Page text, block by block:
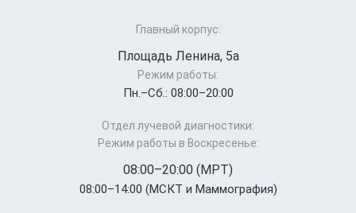
Главный корпус:
Площадь Ленина, 5а
Режим работы:
Пн.–Cб.: 08:00–20:00
Отдел лучевой диагностики:
Режим работы в Воскресенье:
08:00–20:00 (МРТ)
08:00–14:00 (МСКТ и Маммография)